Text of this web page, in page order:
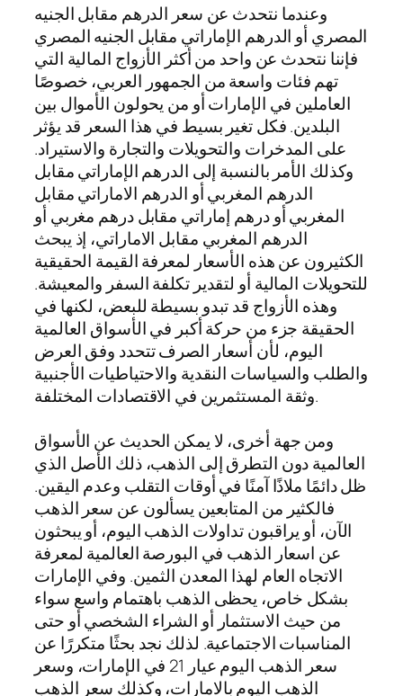
وعندما نتحدث عن سعر الدرهم مقابل الجنيه
المصري أو الدرهم الإماراتي مقابل الجنيه المصري
فإننا نتحدث عن واحد من أكثر الأزواج المالية التي
تهم فئات واسعة من الجمهور العربي، خصوصًا
العاملين في الإمارات أو من يحولون الأموال بين
البلدين. فكل تغير بسيط في هذا السعر قد يؤثر
على المدخرات والتحويلات والتجارة والاستيراد.
وكذلك الأمر بالنسبة إلى الدرهم الإماراتي مقابل
الدرهم المغربي أو الدرهم الاماراتي مقابل
المغربي أو درهم إماراتي مقابل درهم مغربي أو
الدرهم المغربي مقابل الاماراتي، إذ يبحث
الكثيرون عن هذه الأسعار لمعرفة القيمة الحقيقية
للتحويلات المالية أو لتقدير تكلفة السفر والمعيشة.
وهذه الأزواج قد تبدو بسيطة للبعض، لكنها في
الحقيقة جزء من حركة أكبر في الأسواق العالمية
اليوم، لأن أسعار الصرف تتحدد وفق العرض
والطلب والسياسات النقدية والاحتياطيات الأجنبية
وثقة المستثمرين في الاقتصادات المختلفة.
ومن جهة أخرى، لا يمكن الحديث عن الأسواق
العالمية دون التطرق إلى الذهب، ذلك الأصل الذي
ظل دائمًا ملاذًا آمنًا في أوقات التقلب وعدم اليقين.
فالكثير من المتابعين يسألون عن سعر الذهب
الآن، أو يراقبون تداولات الذهب اليوم، أو يبحثون
عن اسعار الذهب في البورصة العالمية لمعرفة
الاتجاه العام لهذا المعدن الثمين. وفي الإمارات
بشكل خاص، يحظى الذهب باهتمام واسع سواء
من حيث الاستثمار أو الشراء الشخصي أو حتى
المناسبات الاجتماعية. لذلك نجد بحثًا متكررًا عن
سعر الذهب اليوم عيار 21 في الإمارات، وسعر
الذهب اليوم بالامارات، وكذلك سعر الذهب